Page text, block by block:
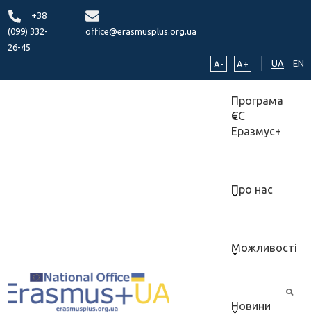
+38
(099) 332-
26-45
office@erasmusplus.org.ua
A- A+ UA EN
Програма
ЄС
Еразмус+
Про нас
Можливості
Новини